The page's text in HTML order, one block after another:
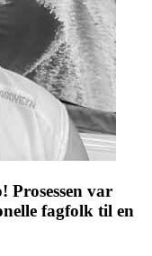
Prosessen var
fagfolk til en